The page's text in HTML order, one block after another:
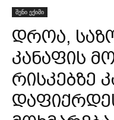
შენი ექიმი
დროა,
კანაფის
რისკებზე